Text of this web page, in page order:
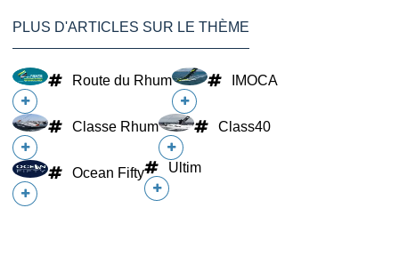
PLUS D'ARTICLES SUR LE THÈME
Route du Rhum IMOCA
Classe Rhum Class40
Ocean Fifty Ultim